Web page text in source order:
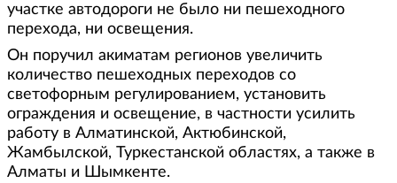
участке автодороги не было ни пешеходного
перехода, ни освещения.
Он поручил акиматам регионов увеличить
количество пешеходных переходов со
светофорным регулированием, установить
ограждения и освещение, в частности усилить
работу в Алматинской, Актюбинской,
Жамбылской, Туркестанской областях, а также в
Алматы и Шымкенте.